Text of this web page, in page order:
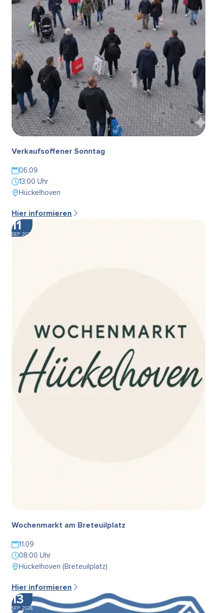
Verkaufsoffener Sonntag
06.09
13:00 Uhr
Hückelhoven
Hier informieren
11
SEP. 2026
Wochenmarkt am Breteuilplatz
11.09
08:00 Uhr
Hückelhoven (Breteuilplatz)
Hier informieren
13
SEP. 2026